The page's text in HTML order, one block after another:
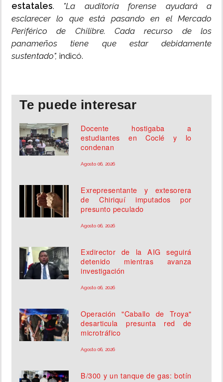
estatales. "La auditoría forense ayudará a
esclarecer lo que está pasando en el Mercado
Periférico de Chilibre. Cada recurso de los
panameños tiene que estar debidamente
sustentado", indicó.
Te puede interesar
Docente hostigaba a
estudiantes en Coclé y lo
condenan
Agosto 06, 2026
Exrepresentante y extesorera
de Chiriquí imputados por
presunto peculado
Agosto 06, 2026
Exdirector de la AIG seguirá
detenido mientras avanza
investigación
Agosto 06, 2026
Operación "Caballo de Troya"
desarticula presunta red de
microtráfico
Agosto 06, 2026
B/300 y un tanque de gas: botín